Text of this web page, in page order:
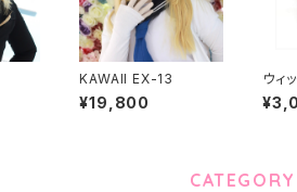
KAWAII EX-13
¥19,800
ウィ
This
hip
CATEGORY